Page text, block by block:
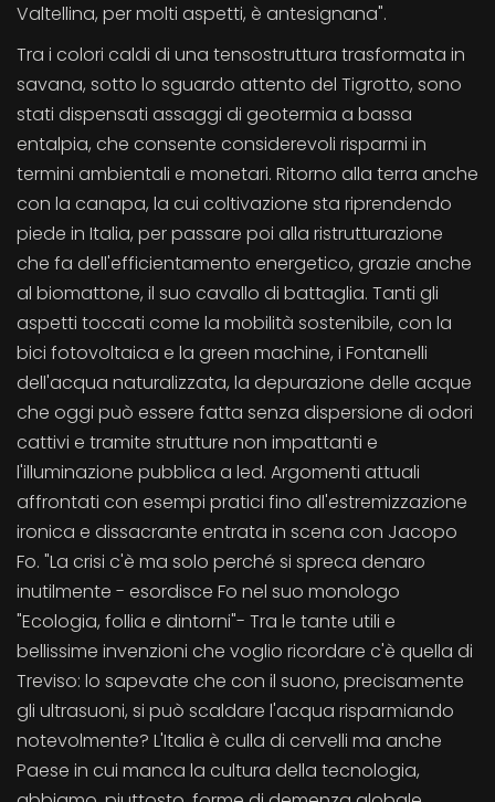
Valtellina, per molti aspetti, è antesignana".
Tra i colori caldi di una tensostruttura trasformata in
savana, sotto lo sguardo attento del Tigrotto, sono
stati dispensati assaggi di geotermia a bassa
entalpia, che consente considerevoli risparmi in
termini ambientali e monetari. Ritorno alla terra anche
con la canapa, la cui coltivazione sta riprendendo
piede in Italia, per passare poi alla ristrutturazione
che fa dell'efficientamento energetico, grazie anche
al biomattone, il suo cavallo di battaglia. Tanti gli
aspetti toccati come la mobilità sostenibile, con la
bici fotovoltaica e la green machine, i Fontanelli
dell'acqua naturalizzata, la depurazione delle acque
che oggi può essere fatta senza dispersione di odori
cattivi e tramite strutture non impattanti e
l'illuminazione pubblica a led. Argomenti attuali
affrontati con esempi pratici fino all'estremizzazione
ironica e dissacrante entrata in scena con Jacopo
Fo. "La crisi c'è ma solo perché si spreca denaro
inutilmente - esordisce Fo nel suo monologo
"Ecologia, follia e dintorni"- Tra le tante utili e
bellissime invenzioni che voglio ricordare c'è quella di
Treviso: lo sapevate che con il suono, precisamente
gli ultrasuoni, si può scaldare l'acqua risparmiando
notevolmente? L'Italia è culla di cervelli ma anche
Paese in cui manca la cultura della tecnologia,